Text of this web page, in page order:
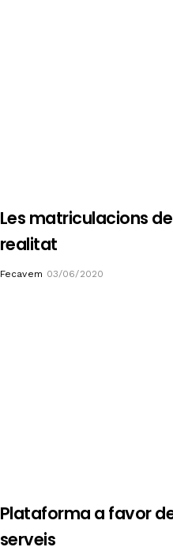
Les matriculacions
realitat
Author
Fecavem 03/06/2020
Plataforma a favor
serveis